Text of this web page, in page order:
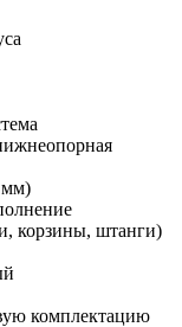
корзины, штанги)
комплектацию